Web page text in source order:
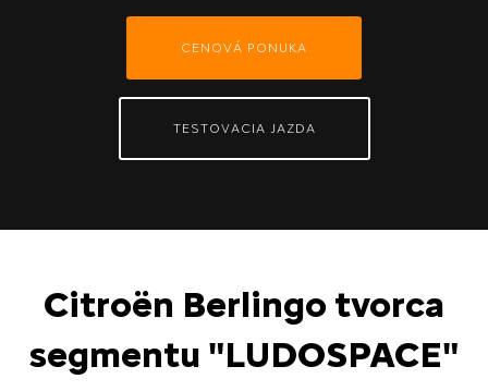
CENOVÁ PONUKA
TESTOVACIA JAZDA
Citroën Berlingo tvorca
segmentu "LUDOSPACE"